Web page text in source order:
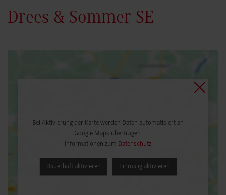
Drees & Sommer SE
Bei Aktivierung der Karte werden Daten automatisiert an
Google Maps übertragen.
Informationen zum Datenschutz
Dauerhaft aktivieren Einmalig aktivieren